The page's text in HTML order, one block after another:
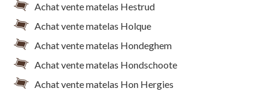
Achat vente matelas Hestrud
Achat vente matelas Holque
Achat vente matelas Hondeghem
Achat vente matelas Hondschoote
Achat vente matelas Hon Hergies